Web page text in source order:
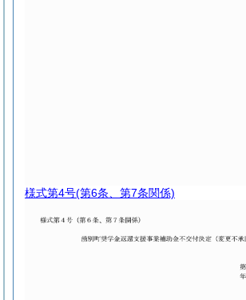
様式第4号(第6条、第7条関係)